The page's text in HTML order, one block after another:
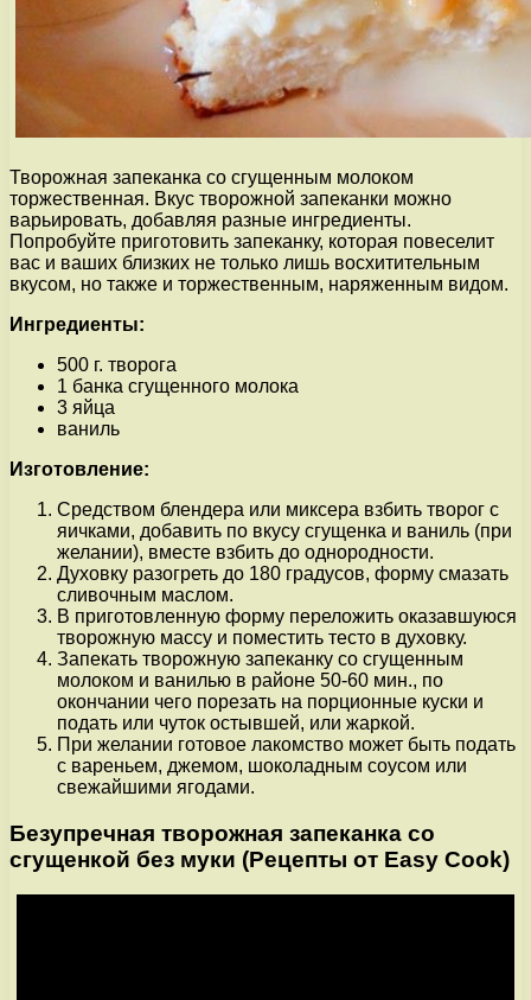
Творожная запеканка со сгущенным молоком
торжественная. Вкус творожной запеканки можно
варьировать, добавляя разные ингредиенты.
Попробуйте приготовить запеканку, которая повеселит
вас и ваших близких не только лишь восхитительным
вкусом, но также и торжественным, наряженным видом.
Ингредиенты:
500 г. творога
1 банка сгущенного молока
3 яйца
ваниль
Изготовление:
Средством блендера или миксера взбить творог с
яичками, добавить по вкусу сгущенка и ваниль (при
желании), вместе взбить до однородности.
Духовку разогреть до 180 градусов, форму смазать
сливочным маслом.
В приготовленную форму переложить оказавшуюся
творожную массу и поместить тесто в духовку.
Запекать творожную запеканку со сгущенным
молоком и ванилью в районе 50-60 мин., по
окончании чего порезать на порционные куски и
подать или чуток остывшей, или жаркой.
При желании готовое лакомство может быть подать
с вареньем, джемом, шоколадным соусом или
свежайшими ягодами.
Безупречная творожная запеканка со
сгущенкой без муки (Рецепты от Easy Cook)